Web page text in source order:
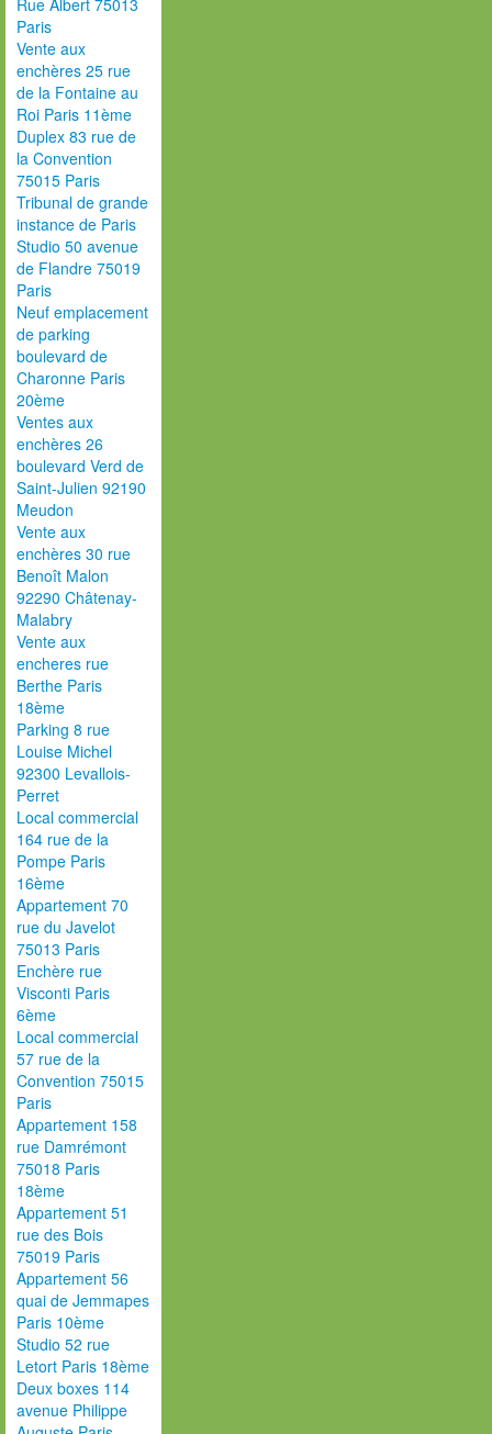
Rue Albert 75013
Paris
Vente aux
enchères 25 rue
de la Fontaine au
Roi Paris 11ème
Duplex 83 rue de
la Convention
75015 Paris
Tribunal de grande
instance de Paris
Studio 50 avenue
de Flandre 75019
Paris
Neuf emplacement
de parking
boulevard de
Charonne Paris
20ème
Ventes aux
enchères 26
boulevard Verd de
Saint-Julien 92190
Meudon
Vente aux
enchères 30 rue
Benoît Malon
92290 Châtenay-
Malabry
Vente aux
encheres rue
Berthe Paris
18ème
Parking 8 rue
Louise Michel
92300 Levallois-
Perret
Local commercial
164 rue de la
Pompe Paris
16ème
Appartement 70
rue du Javelot
75013 Paris
Enchère rue
Visconti Paris
6ème
Local commercial
57 rue de la
Convention 75015
Paris
Appartement 158
rue Damrémont
75018 Paris
18ème
Appartement 51
rue des Bois
75019 Paris
Appartement 56
quai de Jemmapes
Paris 10ème
Studio 52 rue
Letort Paris 18ème
Deux boxes 114
avenue Philippe